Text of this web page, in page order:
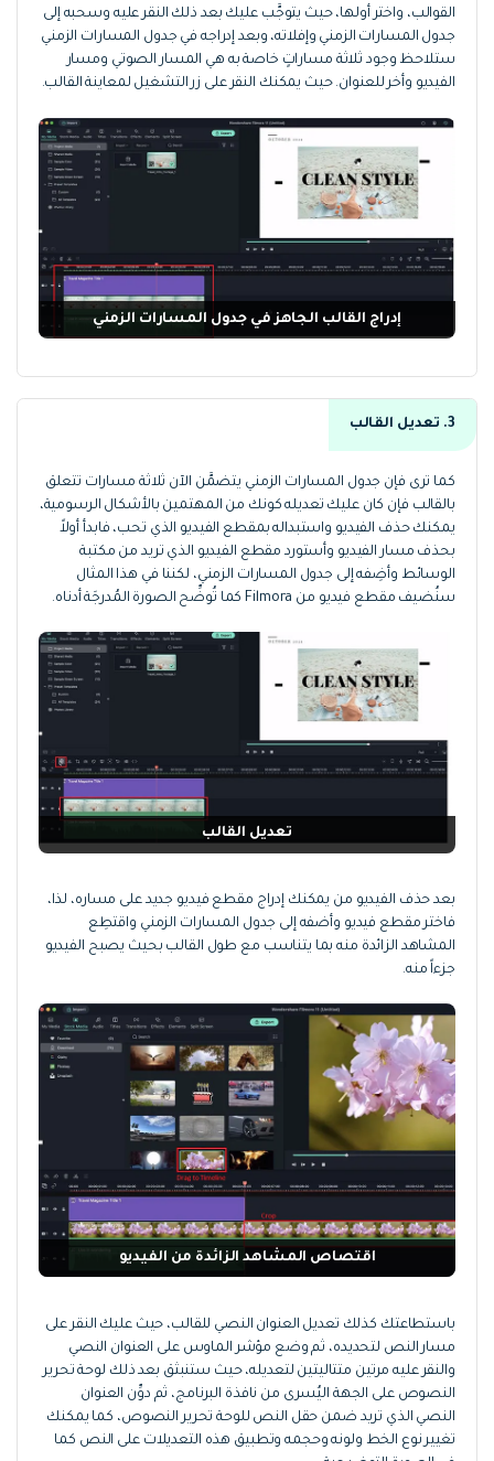
القوالب، واختر أولها، حيث يتوجَّب عليك بعد ذلك النقر عليه وسحبه إلى
جدول المسارات الزمني وإفلاته، وبعد إدراجه في جدول المسارات الزمني
ستلاحظ وجود ثلاثة مساراتٍ خاصة به هي المسار الصوتي ومسار
الفيديو وأخر للعنوان. حيث يمكنك النقر على زر التشغيل لمعاينة القالب.
إدراج القالب الجاهز في جدول المسارات الزمني
3. تعديل القالب
كما ترى فإن جدول المسارات الزمني يتضمَّن الآن ثلاثة مسارات تتعلق
بالقالب فإن كان عليك تعديله كونك من المهتمين بالأشكال الرسومية،
يمكنك حذف الفيديو واستبداله بمقطع الفيديو الذي تحب، فابدأ أولاً
بحذف مسار الفيديو وأستورد مقطع الفيديو الذي تريد من مكتبة
الوسائط وأضِفه إلى جدول المسارات الزمني، لكننا في هذا المثال
سنُضيف مقطع فيديو من Filmora كما تُوضِّح الصورة المُدرجَة أدناه.
تعديل القالب
بعد حذف الفيديو من يمكنك إدراج مقطع فيديو جديد على مساره، لذا،
فاختر مقطع فيديو وأضفه إلى جدول المسارات الزمني واقتطِع
المشاهد الزائدة منه بما يتناسب مع طول القالب بحيث يصبح الفيديو
جزءاً منه.
اقتصاص المشاهد الزائدة من الفيديو
باستطاعتك كذلك تعديل العنوان النصي للقالب، حيث عليك النقر على
مسار النص لتحديده، ثم وضع مؤشر الماوس على العنوان النصي
والنقر عليه مرتين متتاليتين لتعديله، حيث ستنبثق بعد ذلك لوحة تحرير
النصوص على الجهة اليُسرى من نافذة البرنامج، ثم دوِّن العنوان
النصي الذي تريد ضمن حقل النص للوحة تحرير النصوص، كما يمكنك
تغيير نوع الخط ولونه وحجمه وتطبيق هذه التعديلات على النص كما